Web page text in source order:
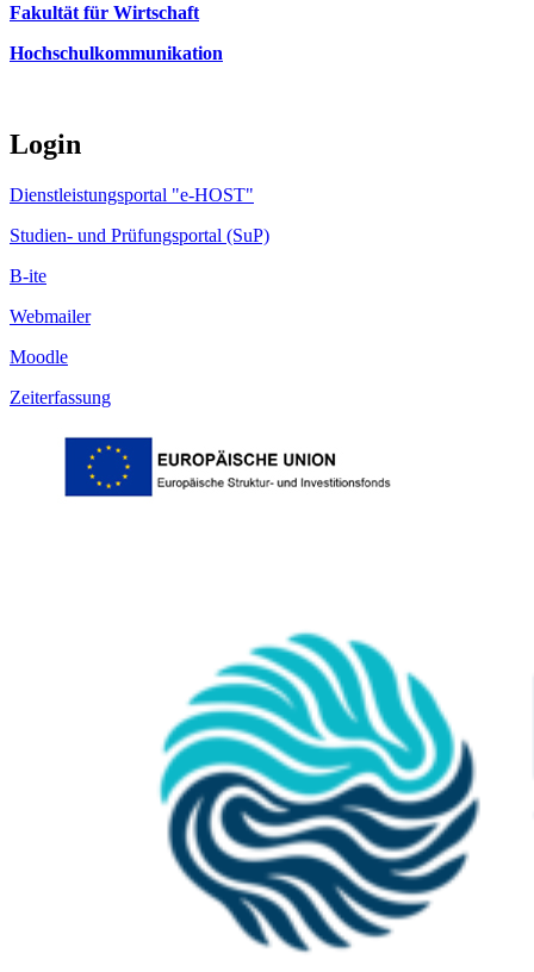
Fakultät für Wirtschaft
Hochschulkommunikation
Login
Dienstleistungsportal "e-HOST"
Studien- und Prüfungsportal (SuP)
B-ite
Webmailer
Moodle
Zeiterfassung